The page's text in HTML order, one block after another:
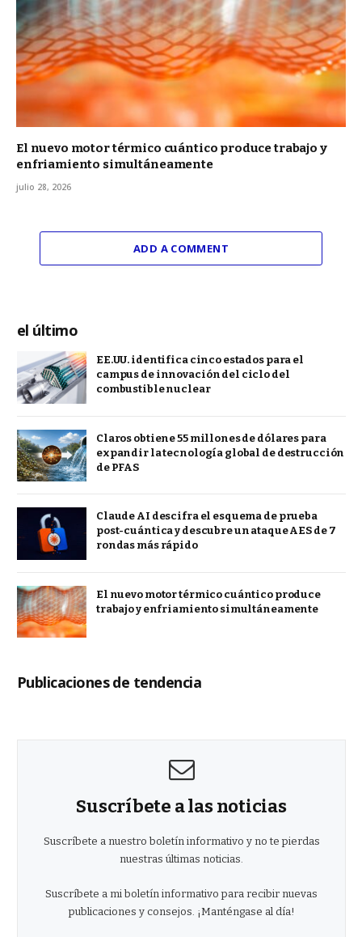
El nuevo motor térmico cuántico produce trabajo y
enfriamiento simultáneamente
julio 28, 2026
ADD A COMMENT
el último
EE.UU. identifica cinco estados para el
campus de innovación del ciclo del
combustible nuclear
Claros obtiene 55 millones de dólares para
expandir la tecnología global de destrucción
de PFAS
Claude AI descifra el esquema de prueba
post-cuántica y descubre un ataque AES de 7
rondas más rápido
El nuevo motor térmico cuántico produce
trabajo y enfriamiento simultáneamente
Publicaciones de tendencia
Suscríbete a las noticias
Suscríbete a nuestro boletín informativo y no te pierdas
nuestras últimas noticias.
Suscríbete a mi boletín informativo para recibir nuevas
publicaciones y consejos. ¡Manténgase al día!